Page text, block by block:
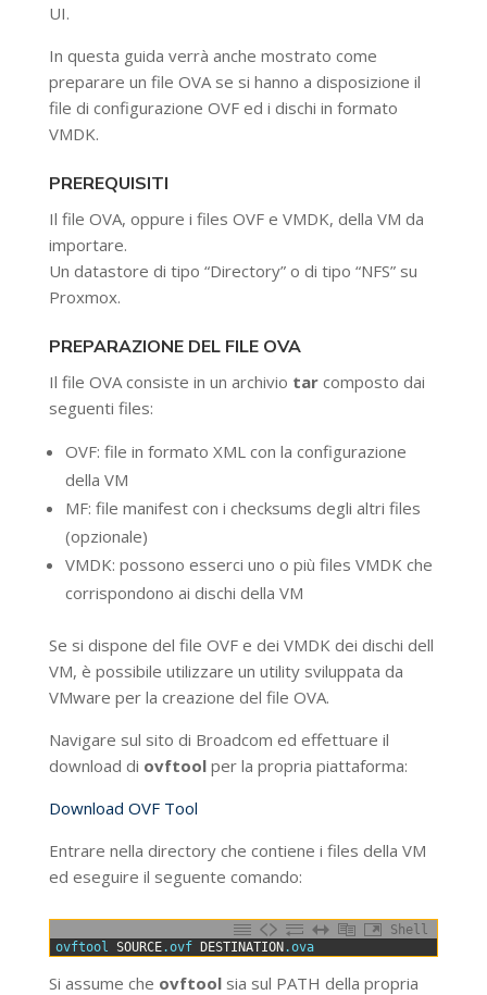
UI.
In questa guida verrà anche mostrato come
preparare un file OVA se si hanno a disposizione il
file di configurazione OVF ed i dischi in formato
VMDK.
PREREQUISITI
Il file OVA, oppure i files OVF e VMDK, della VM da
importare.
Un datastore di tipo “Directory” o di tipo “NFS” su
Proxmox.
PREPARAZIONE DEL FILE OVA
Il file OVA consiste in un archivio tarcomposto dai
seguenti files:
OVF: file in formato XML con la configurazione
della VM
MF: file manifest con i checksums degli altri files
(opzionale)
VMDK: possono esserci uno o più files VMDK che
corrispondono ai dischi della VM
Se si dispone del file OVF e dei VMDK dei dischi dell
VM, è possibile utilizzare un utility sviluppata da
VMware per la creazione del file OVA.
Navigare sul sito di Broadcom ed effettuare il
download di ovftoolper la propria piattaforma:
Download OVF Tool
Entrare nella directory che contiene i files della VM
ed eseguire il seguente comando:
Shell
ovftool SOURCE.ovf DESTINATION .ova
Si assume che ovftoolsia sul PATH della propria